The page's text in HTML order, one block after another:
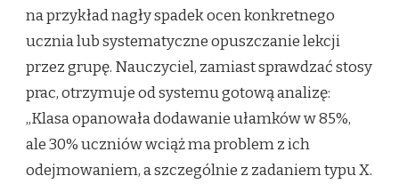
na przykład nagły spadek ocen konkretnego
ucznia lub systematyczne opuszczanie lekcji
przez grupę. Nauczyciel, zamiast sprawdzać stosy
prac, otrzymuje od systemu gotową analizę:
„Klasa opanowała dodawanie ułamków w 85%,
ale 30% uczniów wciąż ma problem z ich
odejmowaniem, a szczególnie z zadaniem typu X.